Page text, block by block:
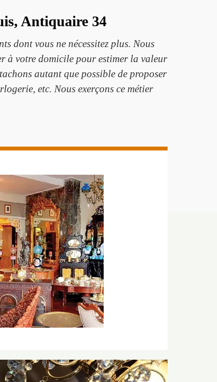
Antiquaire 34
dont vous ne nécessitez plus. Nous
à votre domicile pour estimer la valeur
autant que possible de proposer
etc. Nous exerçons ce métier